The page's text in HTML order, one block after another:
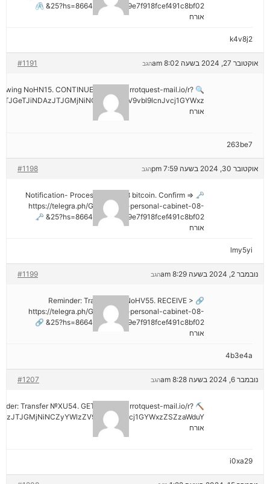
25?hs=8664c520642b9e7f918fcef491c8bf02& 🖇
אורח
k4v8j2
אוקטובר 27, 2024 בשעה 8:02 am #1191 הגב
NoHN15. CONTINUE =>> out.carrotquest-mail.io/r?
אורח
263be7
אוקטובר 30, 2024 בשעה 7:59 pm #1198 הגב
🗝 Notification- Process 1.823548 bitcoin. Confirm =>
https://telegra.ph/Go-to-your-personal-cabinet-08-
25?hs=8664c520642b9e7f918fcef491c8bf02& 🗝
אורח
lmy5yi
נובמבר 2, 2024 בשעה 8:29 am #1199 הגב
🔗 Reminder: Transaction NoHV55. RECEIVE >
https://telegra.ph/Go-to-your-personal-cabinet-08-
25?hs=8664c520642b9e7f918fcef491c8bf02& 🔗
אורח
4b3e4a
נובמבר 6, 2024 בשעה 8:28 am #1207 הגב
Transfer №XU54. GET >> out.carrotquest-mail.io/r?
אורח
i0xa29